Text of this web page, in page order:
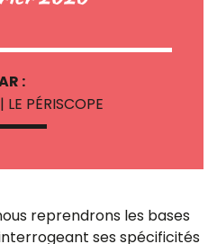
:
PÉRISCOPE
reprendrons les bases
ses spécificités